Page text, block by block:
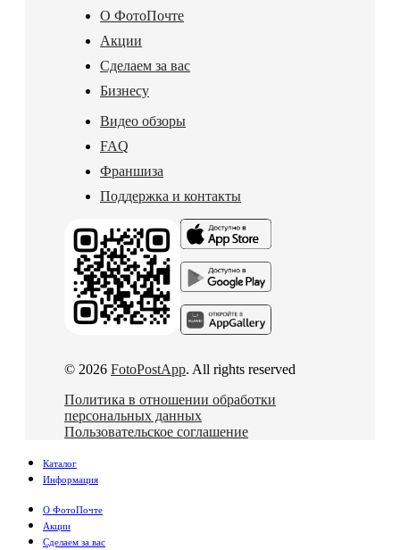
О ФотоПочте
Акции
Сделаем за вас
Бизнесу
Видео обзоры
FAQ
Франшиза
Поддержка и контакты
© 2026 FotoPostApp. All rights reserved
Политика в отношении обработки
персональных данных
Пользовательское соглашение
Каталог
Информация
О ФотоПочте
Акции
Сделаем за вас